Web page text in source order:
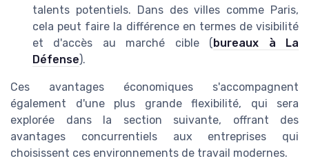
talents potentiels. Dans des villes comme Paris,
cela peut faire la différence en termes de visibilité
et d'accès au marché cible (bureaux à La
Défense).
Ces avantages économiques s'accompagnent
également d'une plus grande flexibilité, qui sera
explorée dans la section suivante, offrant des
avantages concurrentiels aux entreprises qui
choisissent ces environnements de travail modernes.